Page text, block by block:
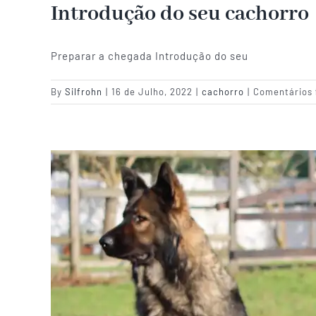
Introdução do seu cachorro
Preparar a chegada Introdução do seu
By Silfrohn | 16 de Julho, 2022 | cachorro | Comentários